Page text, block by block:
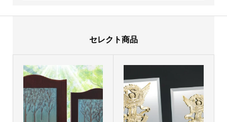
セレクト商品